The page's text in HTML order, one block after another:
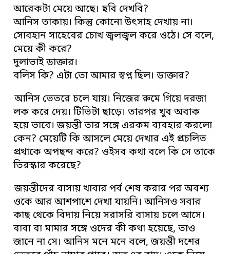
আরেকটা মেয়ে আছে। ছবি দেখবি?
আনিস তাকায়। কিন্তু কোনো উৎসাহ দেখায় না।
সোবহান সাহেবের চোখ জ্বলজ্বল করে ওঠে। সে বলে,
মেয়ে কী করে?
দুলাভাই ডাক্তার।
বলিস কি? এটা তো আমার স্বপ্ন ছিল। ডাক্তার?
আনিস ভেতরে চলে যায়। নিজের রুমে গিয়ে দরজা
লক করে দেয়। টিভিটা ছাড়ে। তারপর খুব অবাক
হয়ে ভাবে। জয়ন্তী তার সঙ্গে এরকম ব্যবহার করলো
কেন? মেয়েটি কি আসলে মেয়ে দেখার এই প্রচলিত
প্রথাকে অপছন্দ করে? ওইসব কথা বলে কি সে তাকে
তিরস্কার করেছে?
জয়ন্তীদের বাসায় খাবার পর্ব শেষ করার পর অবশ্য
ওকে আর আশপাশে দেখা যায়নি। আনিসও সবার
কাছ থেকে বিদায় নিয়ে সরাসরি বাসায় চলে আসে।
বাবা বা মামার সঙ্গে ওদের কী কথা হয়েছে, তাও
জানে না সে। আনিস মনে মনে বলে, জয়ন্তী দশের